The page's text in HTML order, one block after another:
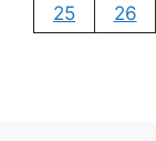
25
26